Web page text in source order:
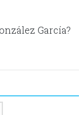
García?